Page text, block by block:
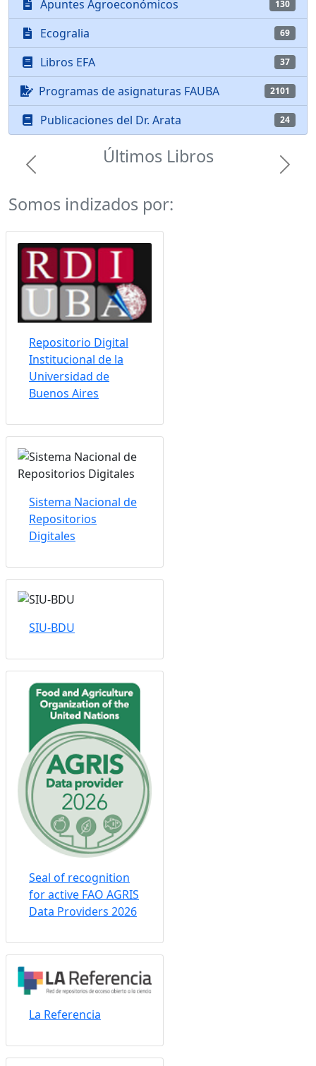
Apuntes Agroeconómicos 130
Ecogralia 69
Libros EFA 37
Programas de asignaturas FAUBA 2101
Publicaciones del Dr. Arata 24
Últimos Libros
Previous Next
Somos indizados por:
Repositorio Digital
Institucional de la
Universidad de
Buenos Aires
Sistema Nacional de
Repositorios
Digitales
SIU-BDU
Seal of recognition
for active FAO AGRIS
Data Providers 2026
La Referencia